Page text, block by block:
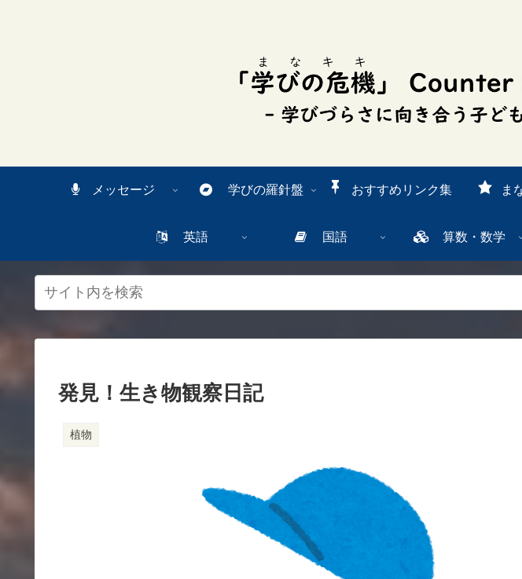
メッセージ 学びの羅針盤 おすすめリンク集 ま
英語 国語 算数・数学
と、
発見！生き物観察日記
植物